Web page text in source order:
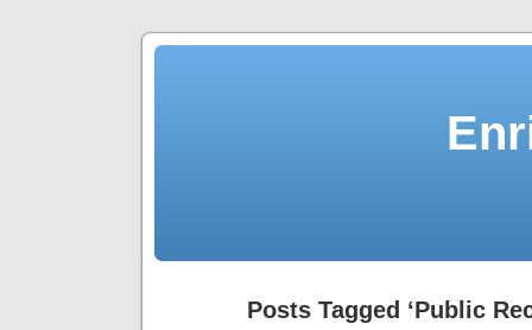
Posts Tagged ‘Public